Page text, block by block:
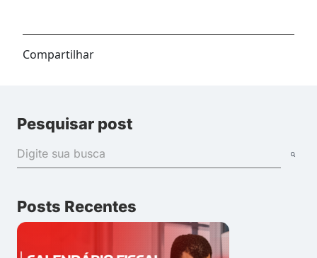
Compartilhar
Pesquisar post
Posts Recentes